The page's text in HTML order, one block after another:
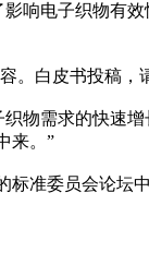
响电子织物有
白皮书投稿，请
织物需求的快速
来。”
标准委员会论